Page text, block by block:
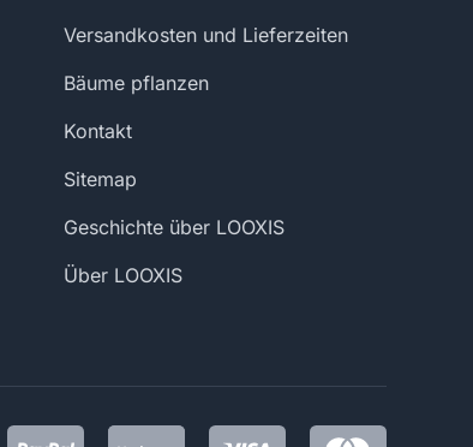
Versandkosten und Lieferzeiten
Bäume pflanzen
Kontakt
Sitemap
Geschichte über LOOXIS
Über LOOXIS